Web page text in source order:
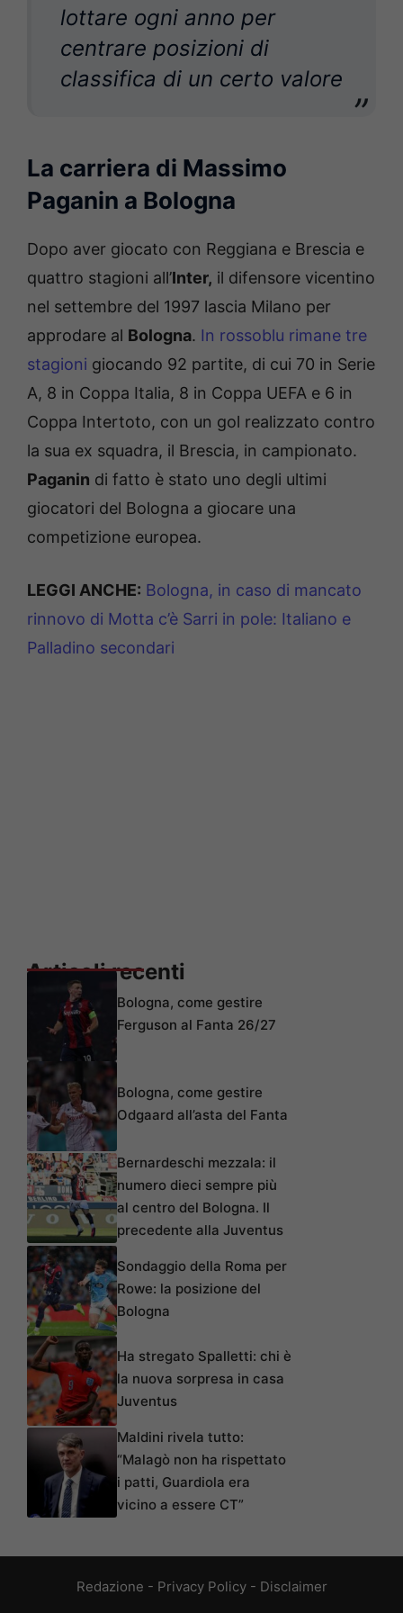
lottare ogni anno per
centrare posizioni di
classifica di un certo valore
La carriera di Massimo
Paganin a Bologna
Dopo aver giocato con Reggiana e Brescia e
quattro stagioni all’Inter, il difensore vicentino
nel settembre del 1997 lascia Milano per
approdare al Bologna. In rossoblu rimane tre
stagioni giocando 92 partite, di cui 70 in Serie
A, 8 in Coppa Italia, 8 in Coppa UEFA e 6 in
Coppa Intertoto, con un gol realizzato contro
la sua ex squadra, il Brescia, in campionato.
Paganin di fatto è stato uno degli ultimi
giocatori del Bologna a giocare una
competizione europea.
LEGGI ANCHE: Bologna, in caso di mancato
rinnovo di Motta c’è Sarri in pole: Italiano e
Palladino secondari
Articoli recenti
Bologna, come gestire
Ferguson al Fanta 26/27
Bologna, come gestire
Odgaard all’asta del Fanta
Bernardeschi mezzala: il
numero dieci sempre più
al centro del Bologna. Il
precedente alla Juventus
Sondaggio della Roma per
Rowe: la posizione del
Bologna
Ha stregato Spalletti: chi è
la nuova sorpresa in casa
Juventus
Maldini rivela tutto:
“Malagò non ha rispettato
i patti, Guardiola era
vicino a essere CT”
Redazione - Privacy Policy- Disclaimer